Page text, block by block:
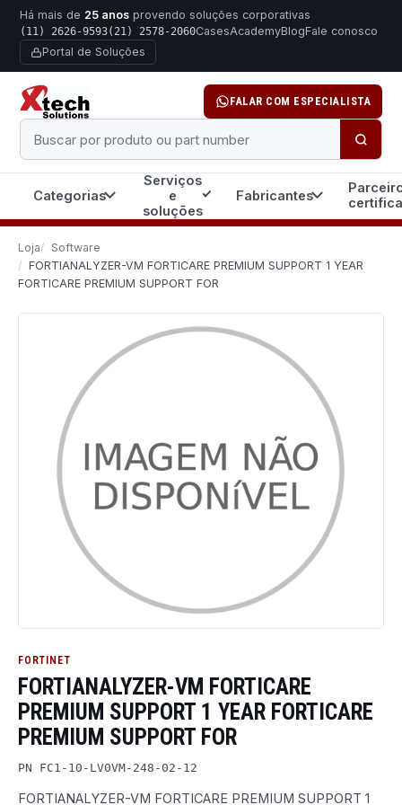
Há mais de 25 anos provendo soluções corporativas
(11) 2626-9593(21) 2578-2060CasesAcademyBlogFale conosco
Portal de Soluções
FALAR COM ESPECIALISTA
Categorias
Serviços
e
soluções
Fabricantes
Loja
Software
FORTIANALYZER-VM FORTICARE PREMIUM SUPPORT 1 YEAR
FORTICARE PREMIUM SUPPORT FOR
FORTINET
FORTIANALYZER-VM FORTICARE
PREMIUM SUPPORT 1 YEAR FORTICARE
PREMIUM SUPPORT FOR
PN FC1-10-LV0VM-248-02-12
FORTIANALYZER-VM FORTICARE PREMIUM SUPPORT 1